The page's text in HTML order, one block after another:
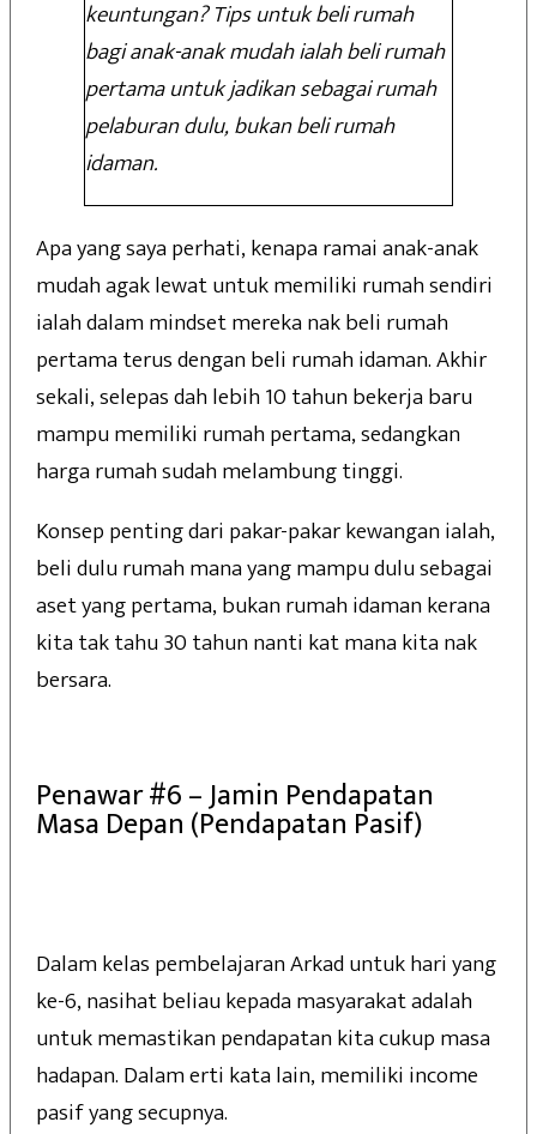
keuntungan? Tips untuk beli rumah
bagi anak-anak mudah ialah beli rumah
pertama untuk jadikan sebagai rumah
pelaburan dulu, bukan beli rumah
idaman.
Apa yang saya perhati, kenapa ramai anak-anak
mudah agak lewat untuk memiliki rumah sendiri
ialah dalam mindset mereka nak beli rumah
pertama terus dengan beli rumah idaman. Akhir
sekali, selepas dah lebih 10 tahun bekerja baru
mampu memiliki rumah pertama, sedangkan
harga rumah sudah melambung tinggi.
Konsep penting dari pakar-pakar kewangan ialah,
beli dulu rumah mana yang mampu dulu sebagai
aset yang pertama, bukan rumah idaman kerana
kita tak tahu 30 tahun nanti kat mana kita nak
bersara.
Penawar #6 – Jamin Pendapatan
Masa Depan (Pendapatan Pasif)
Dalam kelas pembelajaran Arkad untuk hari yang
ke-6, nasihat beliau kepada masyarakat adalah
untuk memastikan pendapatan kita cukup masa
hadapan. Dalam erti kata lain, memiliki income
pasif yang secupnya.